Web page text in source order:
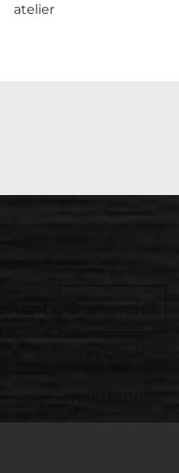
atelier